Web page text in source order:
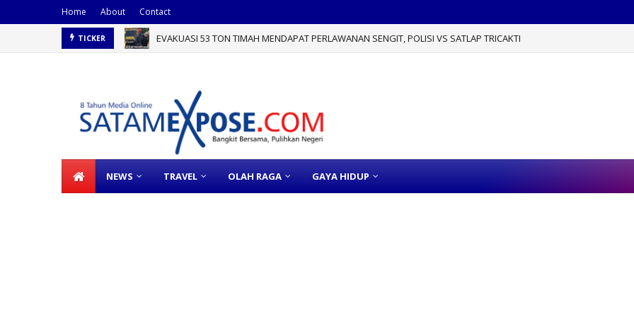
Home About Contact
TICKER EVAKUASI 53 TON TIMAH MENDAPAT PERLAWANAN SENGIT, POLISI VS SATLAP TRICAKTI
NEWS TRAVEL OLAH RAGA GAYA HIDUP